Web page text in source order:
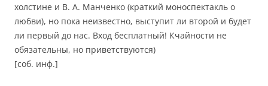
холстине и В. А. Манченко (краткий моноспектакль о
любви), но пока неизвестно, выступит ли второй и будет
ли первый до нас. Вход бесплатный! Кчайности не
обязательны, но приветствуются)
[соб. инф.]